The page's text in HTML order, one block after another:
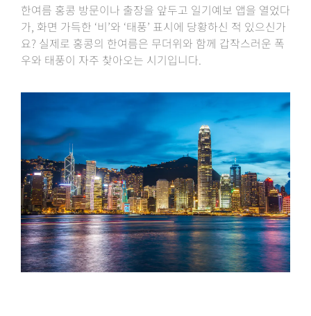
한여름 홍콩 방문이나 출장을 앞두고 일기예보 앱을 열었다
가, 화면 가득한 ‘비’와 ‘태풍’ 표시에 당황하신 적 있으신가
요? 실제로 홍콩의 한여름은 무더위와 함께 갑작스러운 폭
우와 태풍이 자주 찾아오는 시기입니다.